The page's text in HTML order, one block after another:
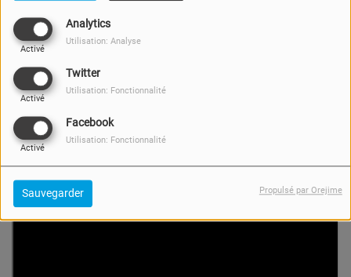
Analytics
Activé
Utilisation: Analyse
Twitter
Activé
Utilisation: Fonctionnalité
Facebook
Activé
Utilisation: Fonctionnalité
Sauvegarder Propulsé par Orejime